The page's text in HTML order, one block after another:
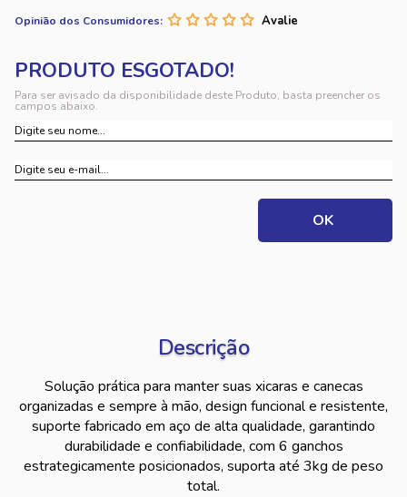
Opinião dos Consumidores:
Para ser avisado da disponibilidade deste Produto, basta preencher os
campos abaixo.
Descrição
Solução prática para manter suas xicaras e canecas
organizadas e sempre à mão, design funcional e resistente,
suporte fabricado em aço de alta qualidade, garantindo
durabilidade e confiabilidade, com 6 ganchos
estrategicamente posicionados, suporta até 3kg de peso
total.